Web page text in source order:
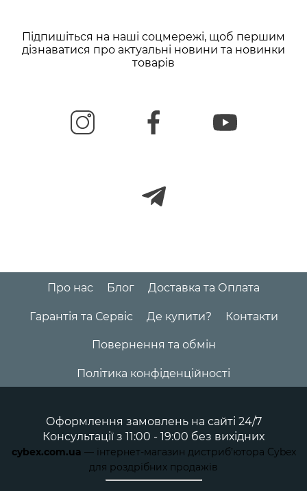
Підпишіться на наші соцмережі, щоб першим
дізнаватися про актуальні новини та новинки
товарів
Про нас Блог Доставка та Оплата
Гарантія та Сервіс Де купити? Контакти
Повернення та обмін
Політика конфіденційності
Оформлення замовлень на сайті 24/7
Консультації з 11:00 - 19:00 без вихідних
cybex.com.ua — інтернет-магазин дистриб’ютора Cybex
для роздрібних продажів